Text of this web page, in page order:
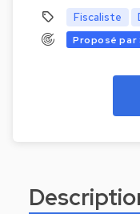
Fiscaliste
Proposé par